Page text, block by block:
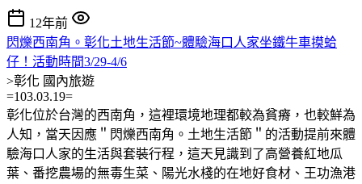
12年前
閃爍西南角。彰化土地生活節~體驗海口人家坐鐵牛車摸蛤
仔！活動時間3/29-4/6
>彰化 國內旅遊
=103.03.19=
彰化位於台灣的西南角，這裡環境地理都較為貧瘠，也較鮮為
人知，當天因應＂閃爍西南角。土地生活節＂的活動提前來體
驗海口人家的生活與套裝行程，這天見識到了高營養紅地瓜
葉、番挖農場的無毒生菜、陽光水棧的在地好食材、王功漁港